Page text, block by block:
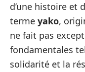
d’une histoire et
terme yako,
ne fait pas
fondamentales
solidarité et la